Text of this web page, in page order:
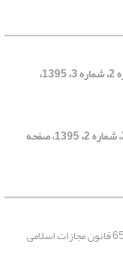
[دوره 2، شماره 3، 1395،
[دوره 2، شماره 2، 1395، صفحه